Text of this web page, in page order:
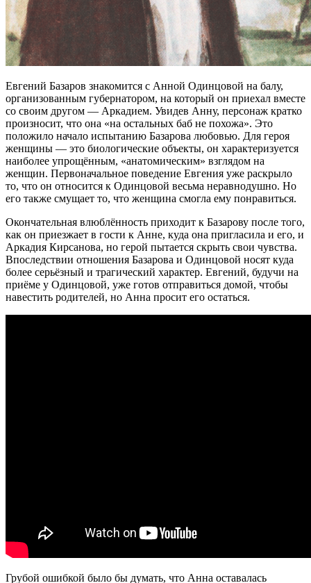
Евгений Базаров знакомится с Анной Одинцовой на балу,
организованным губернатором, на который он приехал вместе
со своим другом — Аркадием. Увидев Анну, персонаж кратко
произносит, что она «на остальных баб не похожа». Это
положило начало испытанию Базарова любовью. Для героя
женщины — это биологические объекты, он характеризуется
наиболее упрощённым, «анатомическим» взглядом на
женщин. Первоначальное поведение Евгения уже раскрыло
то, что он относится к Одинцовой весьма неравнодушно. Но
его также смущает то, что женщина смогла ему понравиться.
Окончательная влюблённость приходит к Базарову после того,
как он приезжает в гости к Анне, куда она пригласила и его, и
Аркадия Кирсанова, но герой пытается скрыть свои чувства.
Впоследствии отношения Базарова и Одинцовой носят куда
более серьёзный и трагический характер. Евгений, будучи на
приёме у Одинцовой, уже готов отправиться домой, чтобы
навестить родителей, но Анна просит его остаться.
Грубой ошибкой было бы думать, что Анна оставалась